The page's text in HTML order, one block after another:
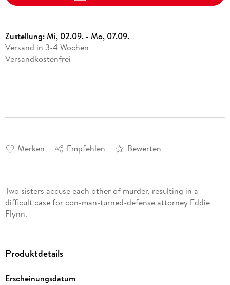
Zustellung:Mi, 02.09. - Mo, 07.09.
Versand in 3-4 Wochen
Versandkostenfrei
Merken Empfehlen Bewerten
Two sisters accuse each other of murder, resulting in a
difficult case for con-man-turned-defense attorney Eddie
Flynn.
Produktdetails
Erscheinungsdatum